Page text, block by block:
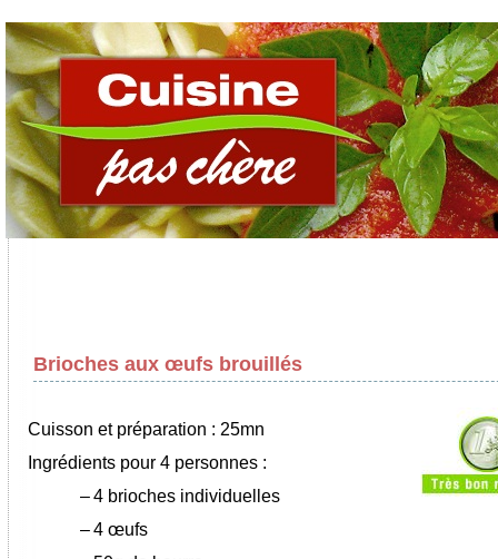
Brioches aux œufs brouillés
Cuisson et préparation : 25mn
Ingrédients pour 4 personnes :
–4 brioches individuelles
–4 œufs